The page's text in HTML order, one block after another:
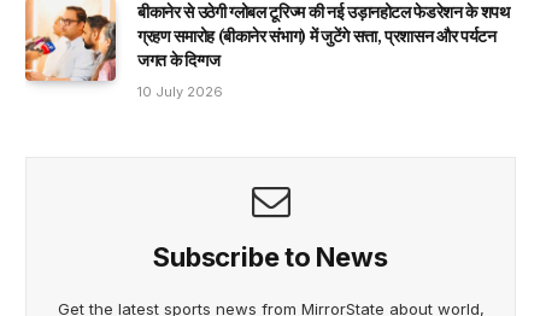
बीकानेर से उठेगी ग्लोबल टूरिज्म की नई उड़ानहोटल फेडरेशन के शपथ
ग्रहण समारोह (बीकानेर संभाग) में जुटेंगे सत्ता, प्रशासन और पर्यटन
जगत के दिग्गज
10 July 2026
Subscribe to News
Get the latest sports news from MirrorState about world,